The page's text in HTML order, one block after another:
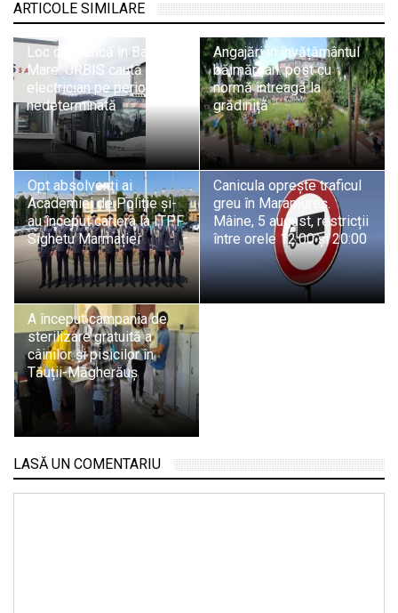
ARTICOLE SIMILARE
Loc de muncă în Baia
Mare: URBIS caută
electrician pe perioadă
nedeterminată
Angajări în învățământul
băimărean: post cu
normă întreagă la
grădiniță
Opt absolvenți ai
Academiei de Poliție și-
au început cariera la ITPF
Sighetu Marmației
Canicula oprește traficul
greu în Maramureș.
Mâine, 5 august, restricții
între orele 12:00 și 20:00
A început campania de
sterilizare gratuită a
câinilor și pisicilor în
Tăuții-Măgherăuș
LASĂ UN COMENTARIU